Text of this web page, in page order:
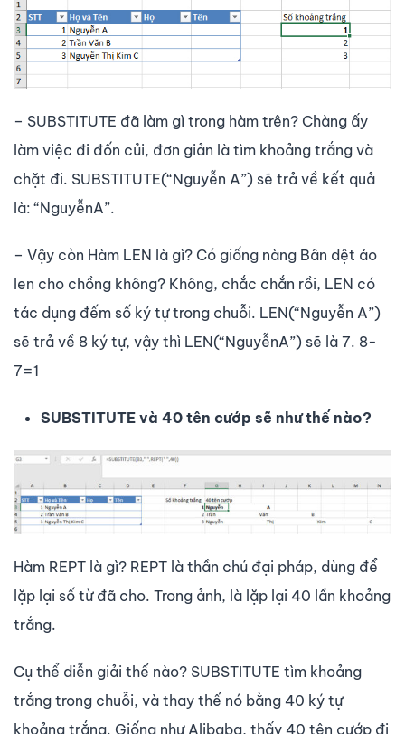
– SUBSTITUTE đã làm gì trong hàm trên? Chàng ấy
làm việc đi đốn củi, đơn giản là tìm khoảng trắng và
chặt đi. SUBSTITUTE(“Nguyễn A”) sẽ trả về kết quả
là: “NguyễnA”.
– Vậy còn Hàm LEN là gì? Có giống nàng Bân dệt áo
len cho chồng không? Không, chắc chắn rồi, LEN có
tác dụng đếm số ký tự trong chuỗi. LEN(“Nguyễn A”)
sẽ trả về 8 ký tự, vậy thì LEN(“NguyễnA”) sẽ là 7. 8-
7=1
SUBSTITUTE và 40 tên cướp sẽ như thế nào?
Hàm REPT là gì? REPT là thần chú đại pháp, dùng để
lặp lại số từ đã cho. Trong ảnh, là lặp lại 40 lần khoảng
trắng.
Cụ thể diễn giải thế nào? SUBSTITUTE tìm khoảng
trắng trong chuỗi, và thay thế nó bằng 40 ký tự
khoảng trắng. Giống như Alibaba, thấy 40 tên cướp đi